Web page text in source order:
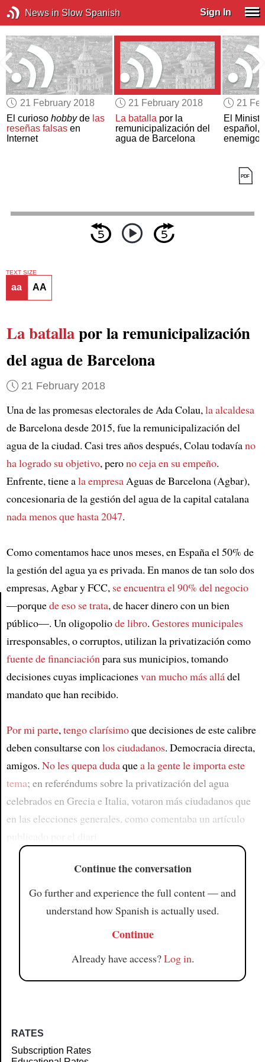
News in Slow Spanish Sign In
21 February 2018
El curiosohobbyde las
reseñas falsas en
Internet
21 February 2018
La batallapor la
remunicipalización del
agua de Barcelona
21
El
español,
enemigo?
Article
TEXT SIZE
aa AA
La batallapor la remunicipalización
del agua de Barcelona
21 February 2018
Una de las promesas electorales de Ada Colau,la alcaldesa
de Barcelona desde 2015, fue la remunicipalización del
agua de la ciudad. Casi tres años después, Colau todavíano
ha logrado su objetivo, perono ceja en su empeño.
Enfrente, tiene ala empresaAguas de Barcelona (Agbar),
concesionaria de la gestión del agua de la capital catalana
nada menos que hasta 2047.
Como comentamos hace unos meses, en España el 50% de
la gestión del agua ya es privada. En manos de tan solo dos
empresas, Agbar y FCC, se encuentra el 90% del negocio
—porquede eso se trata, de hacer dinero con un bien
público—. Un oligopoliode libro. Gestores municipales
irresponsables, o corruptos, utilizan la privatización como
fuente de financiaciónpara sus municipios, tomando
decisiones cuyas implicacionesvan mucho más alládel
mandato que han recibido.
Por mi parte,tengo clarísimoque decisiones de este calibre
deben consultarse conlos ciudadanos. Democracia directa,
amigos. No les quepa dudaquea la gente le importa este
tema; en referéndums sobre la privatización del agua
celebrados en Grecia e Italia, votaron más ciudadanos que
en las elecciones generales, como comentaba un artículo
Continue the conversation
Go further and experience the full content — and
understand how Spanish is actually used.
Continue
Already have access?Log in.
RATES
Subscription Rates